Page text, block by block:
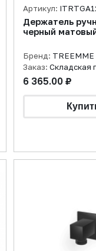
Артикул:
Держатель
черный
Бренд: TREEMME
Заказ: Складская
6 365.00 ₽